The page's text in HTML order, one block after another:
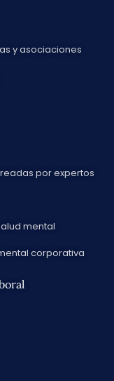
y asociaciones
por expertos
mental
corporativa